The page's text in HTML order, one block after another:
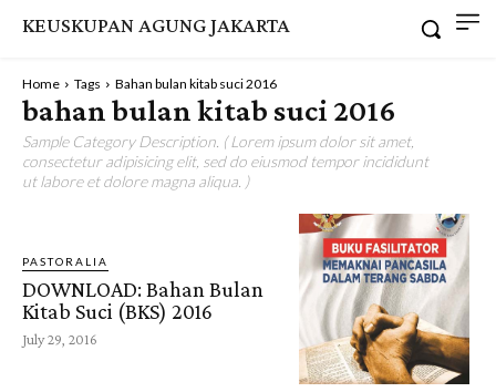
KEUSKUPAN AGUNG JAKARTA
Home Tags Bahan bulan kitab suci 2016
bahan bulan kitab suci 2016
Sample Category Description. ( Lorem ipsum dolor sit amet,
consectetur adipisicing elit, sed do eiusmod tempor incididunt
ut labore et dolore magna aliqua. )
PASTORALIA
DOWNLOAD: Bahan Bulan
Kitab Suci (BKS) 2016
July 29, 2016